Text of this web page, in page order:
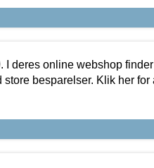
I deres online webshop
besparelser. Klik her for